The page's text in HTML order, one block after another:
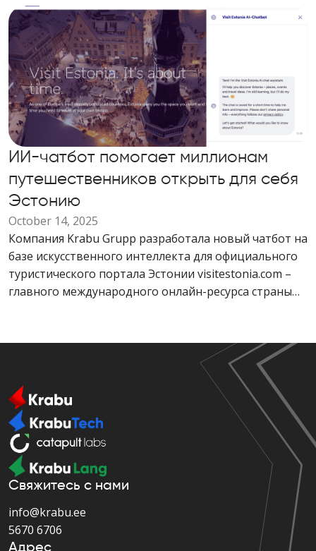
данных Эстонии.
ИИ-чатбот помогает миллионам
путешественников открыть для себя
Эстонию
October 14, 2025
Компания Krabu Grupp разработала новый чатбот на
базе искусственного интеллекта для официального
туристического портала Эстонии visitestonia.com –
главного международного онлайн-ресурса страны
Свяжитесь с нами
info@krabu.ee
5670 6706
Адрес